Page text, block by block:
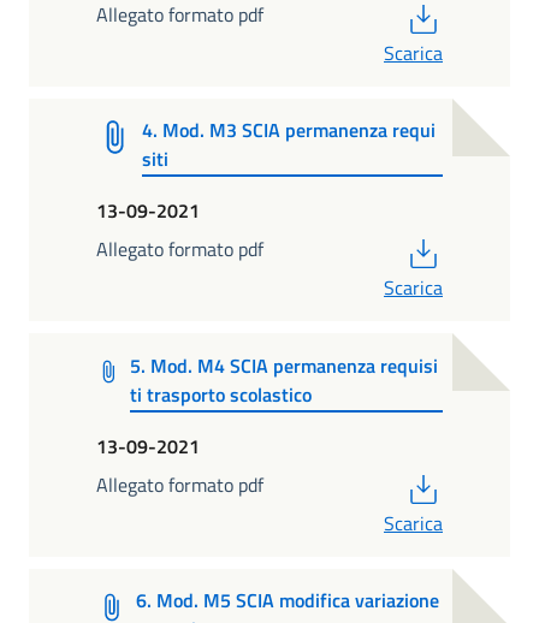
Allegato formato pdf
Scarica
4. Mod. M3 SCIA permanenza requi
siti
13-09-2021
Allegato formato pdf
Scarica
5. Mod. M4 SCIA permanenza requisi
ti trasporto scolastico
13-09-2021
Allegato formato pdf
Scarica
6. Mod. M5 SCIA modifica variazione